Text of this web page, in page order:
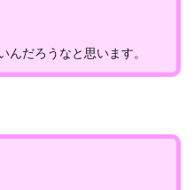
んだろうなと思います。